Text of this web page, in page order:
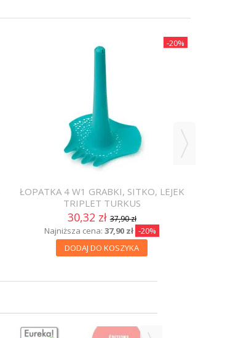
-20%
ŁOPATKA 4 W1 GRABKI, SITKO, LEJEK
TRIPLET TURKUS
30,32 zł37,90 zł
Najniższa cena:37,90 zł -20%
DODAJ DO KOSZYKA